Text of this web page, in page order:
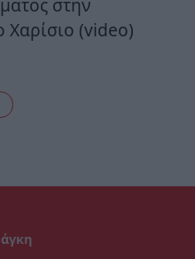
Χαρίσιο (video)